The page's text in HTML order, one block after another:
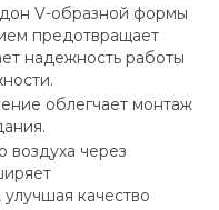
V-образной формы
предотвращает
надежность работы
облегчает монтаж
воздуха через
качество